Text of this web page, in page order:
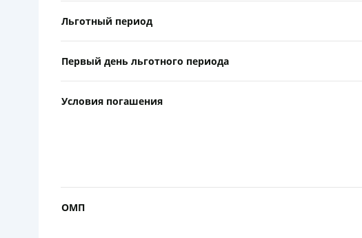
Льготный период
Первый день льготного периода
Условия погашения
ОМП